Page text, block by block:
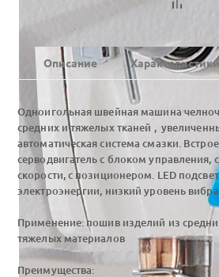
Описание Характеристики
Одноигольная швейная машина
средних и тяжелых тканей ,
автоматическая система смазки.
серводвигатель с блоком управления,
скорости, с позиционером. LED
электроэнергии, низкий уровень
Применение: пошив изделий из
тяжелых материалов
Преимущества: